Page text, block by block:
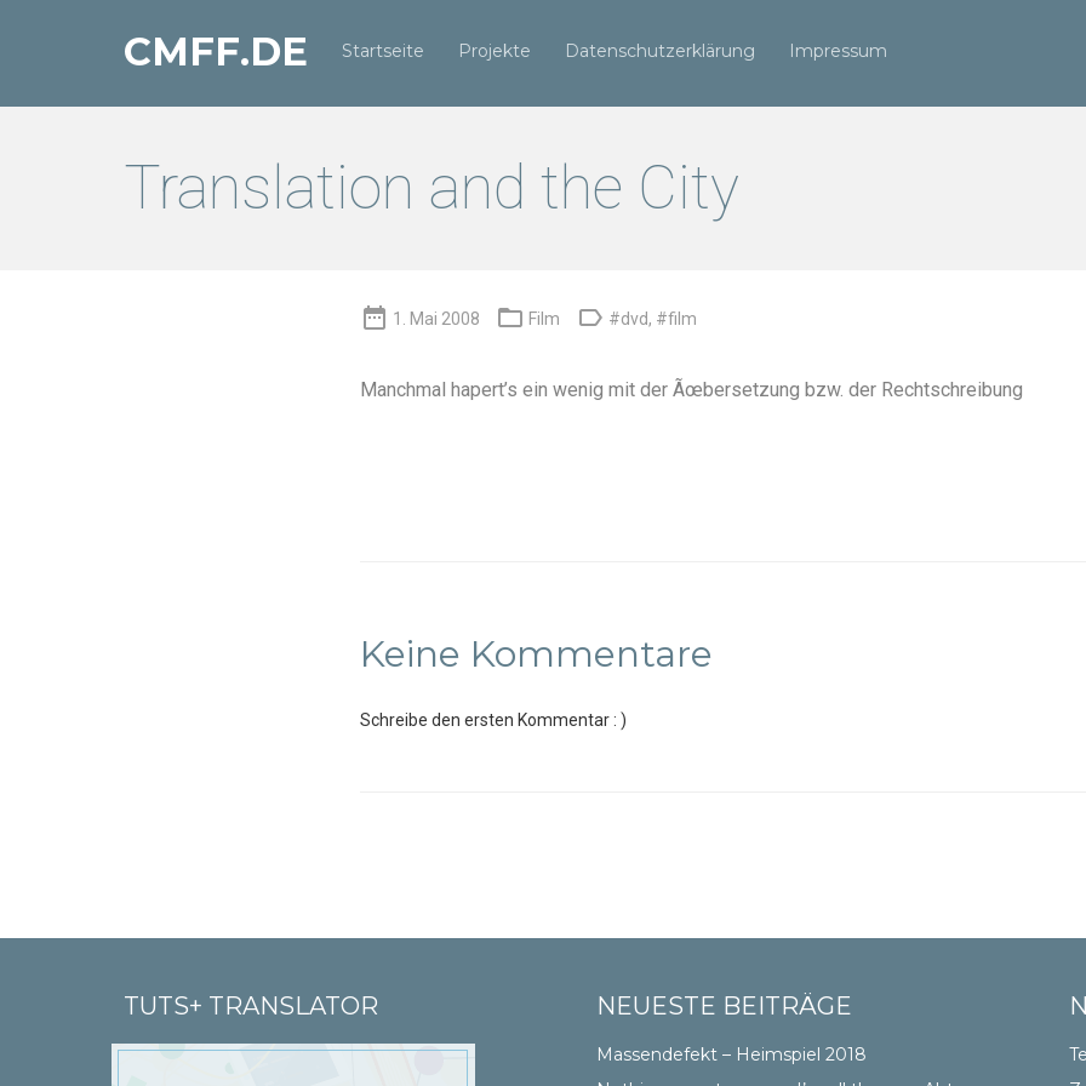
CMFF.DE Startseite Projekte Datenschutzerklärung Impressum
Translation and the City
 1. Mai 2008  Film  #dvd, #film
Manchmal hapert’s ein wenig mit der Ãœbersetzung bzw. der Rechtschreibung
Keine Kommentare
Schreibe den ersten Kommentar : )
TUTS+ TRANSLATOR NEUESTE BEITRÄGE
Massendefekt – Heimspiel 2018